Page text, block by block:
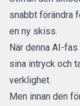
snabbt förändra
en ny skiss.
När denna AI-
sina intryck och
verklighet.
Men innan den